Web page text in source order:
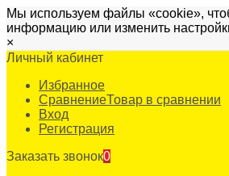
Мы используем файлы «cookie»,
информацию или изменить
×
Личный кабинет
Избранное
СравнениеТовар в сравнении
Вход
Регистрация
Заказать звонок0